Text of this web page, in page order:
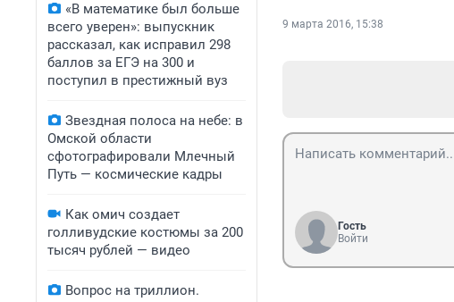
«В математике был больше
всего уверен»: выпускник
рассказал, как исправил 298
баллов за ЕГЭ на 300 и
поступил в престижный вуз
Звездная полоса на небе: в
Омской области
сфотографировали Млечный
Путь — космические кадры
Как омич создает
голливудские костюмы за 200
тысяч рублей — видео
Вопрос на триллион.
9 марта 2016, 15:38
Гость
Войти